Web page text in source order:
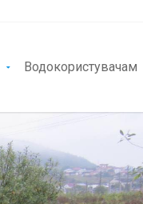
Водокористувачам